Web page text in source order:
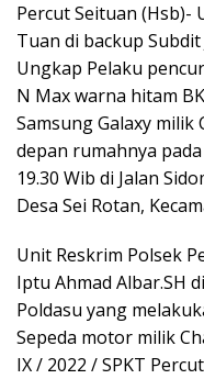
Percut Seituan (Hsb)-
Tuan di backup
Ungkap Pelaku
N Max warna hitam
Samsung Galaxy
depan rumahnya
19.30 Wib di Jalan
Desa Sei Rotan,
Unit Reskrim Polsek
Iptu Ahmad Albar.SH
Poldasu yang
Sepeda motor milik
IX / 2022 / SPKT